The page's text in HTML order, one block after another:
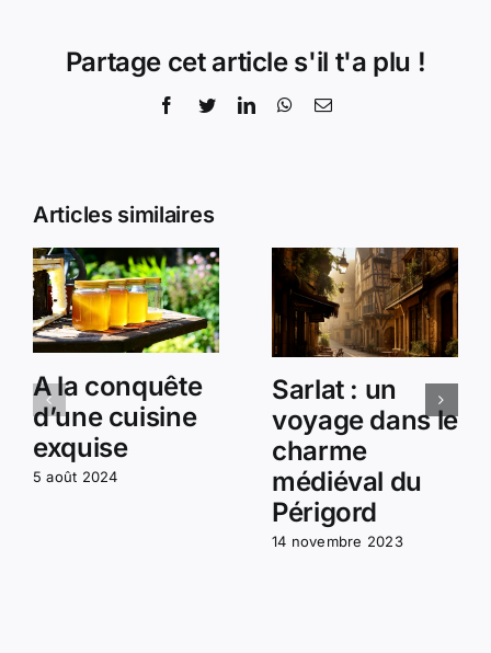
Partage cet article s'il t'a plu !
Facebook
TwitterLinkedInWhatsApp
Email
Articles similaires
A la conquête
d’une cuisine
exquise
5 août 2024
Sarlat : un
voyage dans le
charme
médiéval du
Périgord
14 novembre 2023